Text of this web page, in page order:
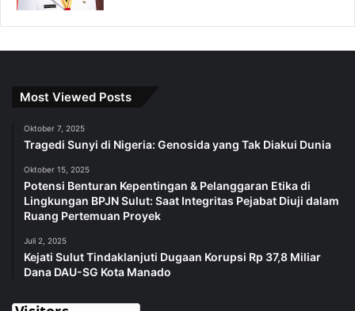
Most Viewed Posts
Oktober 7, 2025
Tragedi Sunyi di Nigeria: Genosida yang Tak Diakui Dunia
Oktober 15, 2025
Potensi Benturan Kepentingan & Pelanggaran Etika di
Lingkungan BPJN Sulut: Saat Integritas Pejabat Diuji dalam
Ruang Pertemuan Proyek
Juli 2, 2025
Kejati Sulut Tindaklanjuti Dugaan Korupsi Rp 37,8 Miliar
Dana DAU-SG Kota Manado